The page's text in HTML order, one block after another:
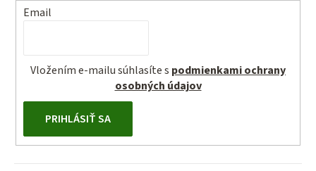
Email
Vložením e-mailu súhlasíte s podmienkami ochrany
osobných údajov
PRIHLÁSIŤ SA